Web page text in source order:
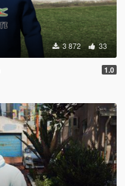
3 872 33
1.0